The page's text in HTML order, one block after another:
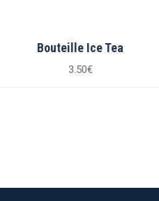
Bouteille Ice Tea
3.50€